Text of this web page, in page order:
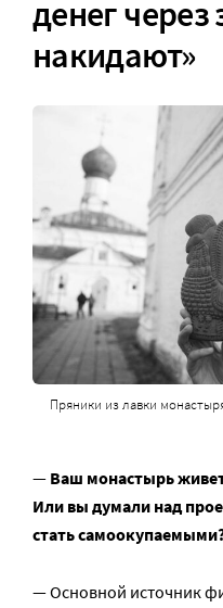
денег через
накидают»
Пряники из лавки
— Ваш монастырь
Или вы думали над
стать
— Основной источник